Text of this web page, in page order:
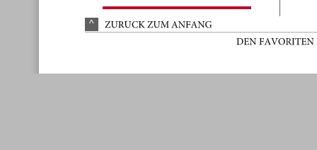
^ ZURÜCK ZUM ANFANG
DEN FAVORITEN